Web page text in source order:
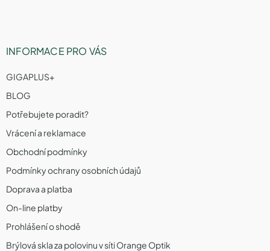
INFORMACE PRO VÁS
GIGAPLUS+
BLOG
Potřebujete poradit?
Vrácení a reklamace
Obchodní podmínky
Podmínky ochrany osobních údajů
Doprava a platba
On-line platby
Prohlášení o shodě
Brýlová skla za polovinu v síti Orange Optik